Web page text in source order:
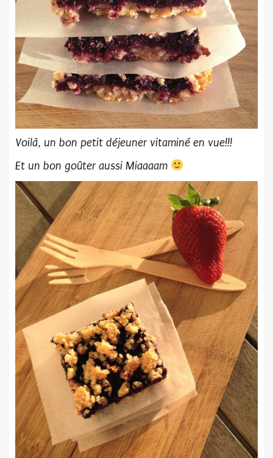
Voilà, un bon petit déjeuner vitaminé en vue!!!
Et un bon goûter aussi Miaaaam